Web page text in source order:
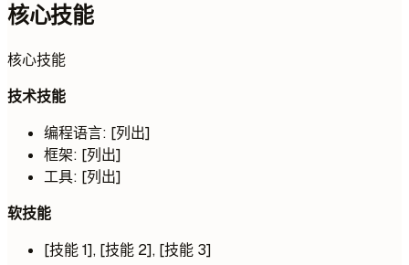
核心技能
核心技能
技术技能
编程语言: [列出]
框架: [列出]
工具: [列出]
软技能
[技能 1], [技能 2], [技能 3]